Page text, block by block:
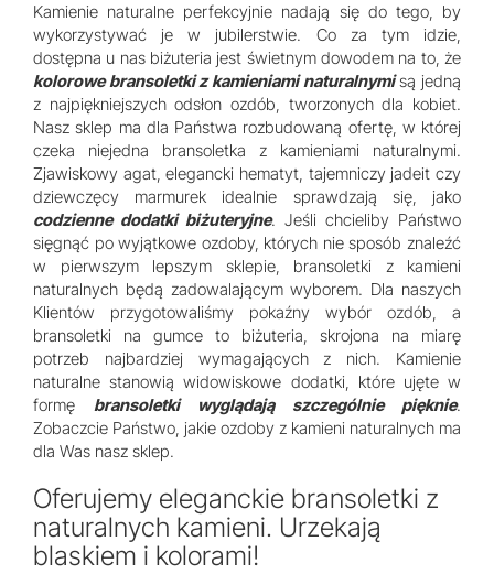
Kamienie naturalne perfekcyjnie nadają się do tego, by
wykorzystywać je w jubilerstwie. Co za tym idzie,
dostępna u nas biżuteria jest świetnym dowodem na to, że
kolorowe bransoletki z kamieniami naturalnymisą jedną
z najpiękniejszych odsłon ozdób, tworzonych dla kobiet.
Nasz sklep ma dla Państwa rozbudowaną ofertę, w której
czeka niejedna bransoletka z kamieniami naturalnymi.
Zjawiskowy agat, elegancki hematyt, tajemniczy jadeit czy
dziewczęcy marmurek idealnie sprawdzają się, jako
codzienne dodatki biżuteryjne. Jeśli chcieliby Państwo
sięgnąć po wyjątkowe ozdoby, których nie sposób znaleźć
w pierwszym lepszym sklepie, bransoletki z kamieni
naturalnych będą zadowalającym wyborem. Dla naszych
Klientów przygotowaliśmy pokaźny wybór ozdób, a
bransoletki na gumce to biżuteria, skrojona na miarę
potrzeb najbardziej wymagających z nich. Kamienie
naturalne stanowią widowiskowe dodatki, które ujęte w
formę bransoletki wyglądają szczególnie pięknie.
Zobaczcie Państwo, jakie ozdoby z kamieni naturalnych ma
dla Was nasz sklep.
Oferujemy eleganckie bransoletki z
naturalnych kamieni. Urzekają
blaskiem i kolorami!